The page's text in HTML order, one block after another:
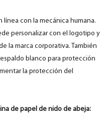
línea con la mecánica humana.
personalizar con el logotipo y
la marca corporativa. También
blanco para protección
la protección del
de papel de nido de abeja: